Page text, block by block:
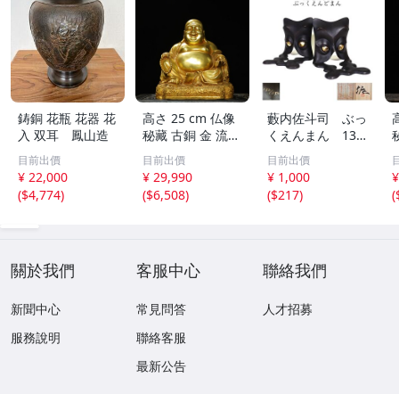
鋳銅 花瓶 花器 花
入 双耳 鳳山造
目前出價
¥ 22,000
($4,774)
高さ 25 cm 仏像
秘藏 古銅 金 流金
彫 彌勒佛 仏教 宗
教 供養品 古賞物
廃寺旧蔵 唐物 旧
家蔵出し 時代物
目前出價
¥ 29,990
($6,508)
藪内佐斗司 ぶっ
くえんまん 13
2/150 共箱 置
物 ブロンズ 縁
起物 せんとく
ん ブックエンド
目前出價
¥ 1,000
($217)
(
關於我們
新聞中心
服務說明
客服中心
常見問答
聯絡客服
最新公告
聯絡我們
人才招募